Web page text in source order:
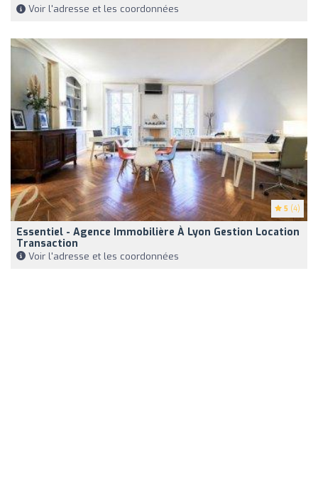
Voir l'adresse et les coordonnées
5 (4)
Essentiel - Agence Immobilière À Lyon Gestion Location
Transaction
Voir l'adresse et les coordonnées